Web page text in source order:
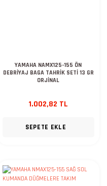
YAMAHA NAMX125-155 ÖN
DEBRİYAJ BAGA TAHRİK SETİ 13 GR
ORJİNAL
1.002,82 TL
SEPETE EKLE